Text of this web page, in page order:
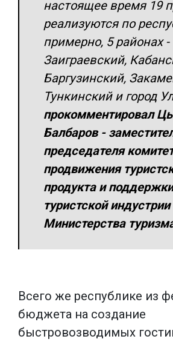
настоящее время 19
реализуются по
примерно, 5 районах -
Заиграевский,
Баргузинский,
Тункинский и город
прокомментировал
Балбаров -
председателя
продвижения
продукта и
туристской индустрии
Министерства
Всего же республике из
бюджета на создание
быстровозводимых